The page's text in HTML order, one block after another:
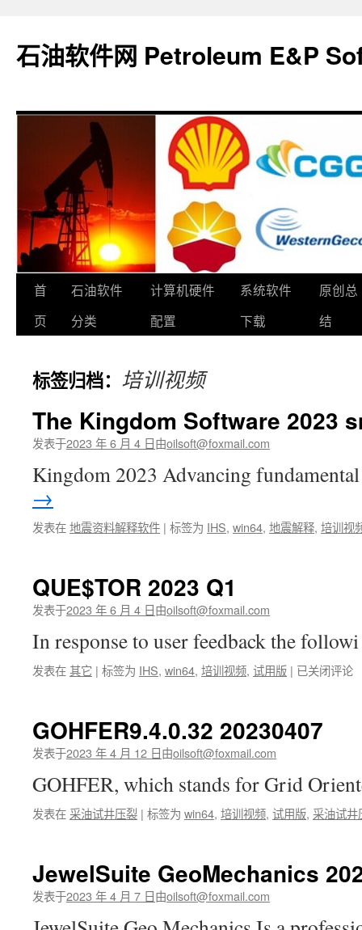
石油软件网 Petroleum E&P
跳
文
首
页
石油软件
分类
计算机硬件
配置
系统软件
下载
原创总
结
标签归档： 培训视频
The Kingdom Software 2023
发表于2023 年 6 月 4 日由oilsoft@foxmail.com
Kingdom 2023 Advancing
→
发表在地震资料解释软件 | 标签为 IHS, win64, 地震解释, 培训视
QUE$TOR 2023 Q1
发表于2023 年 6 月 4 日由oilsoft@foxmail.com
In response to user feedback the
发表在其它 | 标签为 IHS, win64, 培训视频, 试用版 | QUE$TOR
已关闭评论
GOHFER9.4.0.32 20230407
发表于2023 年 4 月 12 日由oilsoft@foxmail.com
GOHFER, which stands for Grid
发表在 采油试井压裂 | 标签为 win64, 培训视频, 试用版, 采油试井
JewelSuite GeoMechanics
发表于2023 年 4 月 7 日由oilsoft@foxmail.com